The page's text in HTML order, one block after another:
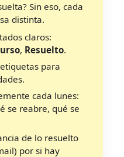
Sin eso, cada
distinta.
claros:
, Resuelto.
para
cada lunes:
se reabre, qué se
de lo resuelto
por si hay